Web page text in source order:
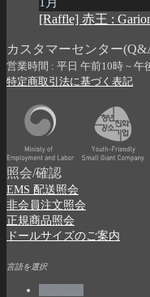
[Raffle] 赤王 :
カスタマーセンター
営業時間 : 平日 午前10時 ~ 午
特定商取引法に基づく表記
照会/確認
EMS 配送照会
非会員注文照会
正規商品照会
ドールサイズのご案内
言語を選択